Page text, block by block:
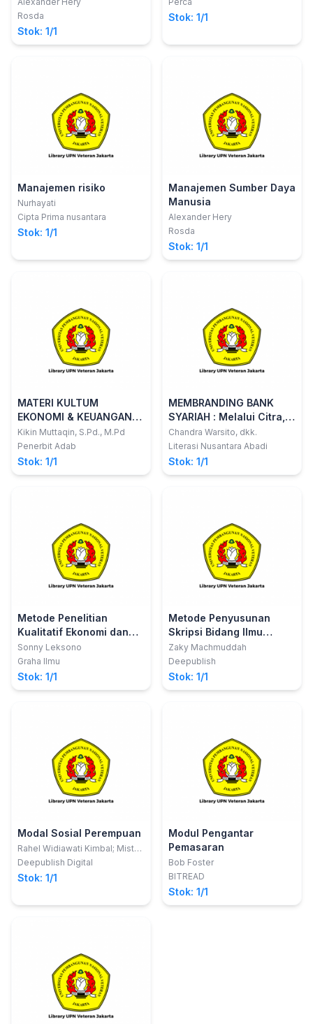
Rosda
Stok: 1/1
Stok: 1/1
Manajemen risiko
Nurhayati
Cipta Prima nusantara
Stok: 1/1
Manajemen Sumber Daya
Manusia
Alexander Hery
Rosda
Stok: 1/1
MATERI KULTUM
EKONOMI & KEUANGAN
SYARIAH PRAKTIS
Implementasi Literasi
Ekonomi & Keuangan
Syariah
Kikin Muttaqin, S.Pd., M.Pd
Penerbit Adab
Stok: 1/1
MEMBRANDING BANK
SYARIAH : Melalui Citra,
Standarisasi dan Niat
Merekomendasikan
Chandra Warsito, dkk.
Literasi Nusantara Abadi
Stok: 1/1
Metode Penelitian
Kualitatif Ekonomi dan
Bisnis; Studi
Pembangunan, Akuntansi
& Manajemen
Sonny Leksono
Graha Ilmu
Stok: 1/1
Metode Penyusunan
Skripsi Bidang Ilmu
Akuntansi
Zaky Machmuddah
Deepublish
Stok: 1/1
Modal Sosial Perempuan
Rahel Widiawati Kimbal; Mister
Gidion Maru
Deepublish Digital
Stok: 1/1
Modul Pengantar
Pemasaran
Bob Foster
BITREAD
Stok: 1/1